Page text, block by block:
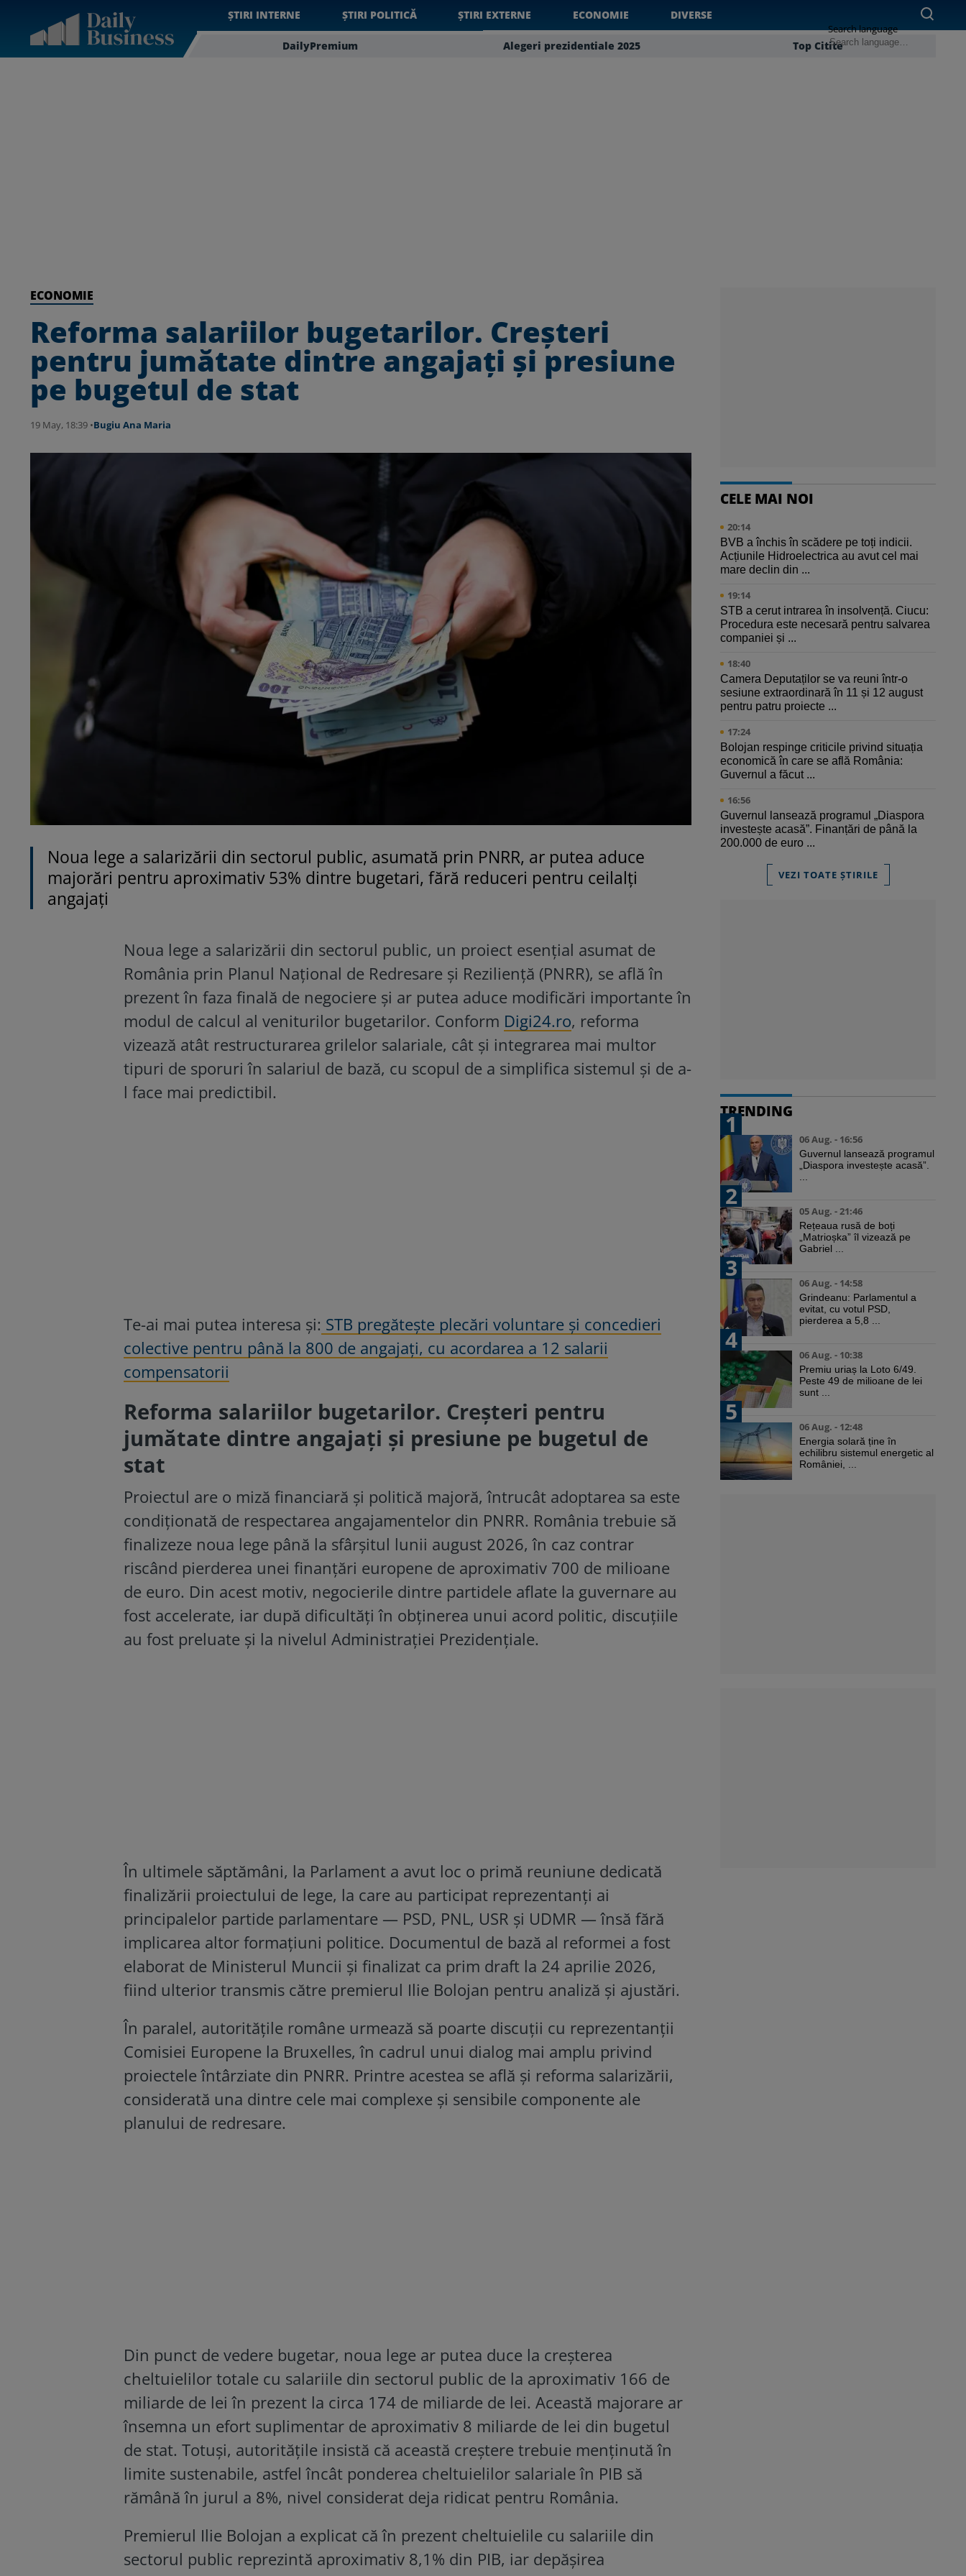
ȘTIRI INTERNE ȘTIRI POLITICĂ ȘTIRI EXTERNE ECONOMIE DIVERSE
DailyPremium Alegeri prezidentiale 2025 Top Citite
Search language
ECONOMIE
Reforma salariilor bugetarilor. Creșteri
pentru jumătate dintre angajați și presiune
pe bugetul de stat
19 May, 18:39 •Bugiu ⁠Ana Maria
Noua lege a salarizării din sectorul public, asumată prin PNRR, ar putea aduce
majorări pentru aproximativ 53% dintre bugetari, fără reduceri pentru ceilalți
angajați
Noua lege a salarizării din sectorul public, un proiect esențial asumat de
România prin Planul Național de Redresare și Reziliență (PNRR), se află în
prezent în faza finală de negociere și ar putea aduce modificări importante în
modul de calcul al veniturilor bugetarilor. Conform Digi24.ro, reforma
vizează atât restructurarea grilelor salariale, cât și integrarea mai multor
tipuri de sporuri în salariul de bază, cu scopul de a simplifica sistemul și de a-
l face mai predictibil.
Te-ai mai putea interesa și: STB pregătește plecări voluntare și concedieri
colective pentru până la 800 de angajați, cu acordarea a 12 salarii
compensatorii
Reforma salariilor bugetarilor. Creșteri pentru
jumătate dintre angajați și presiune pe bugetul de
stat
Proiectul are o miză financiară și politică majoră, întrucât adoptarea sa este
condiționată de respectarea angajamentelor din PNRR. România trebuie să
finalizeze noua lege până la sfârșitul lunii august 2026, în caz contrar
riscând pierderea unei finanțări europene de aproximativ 700 de milioane
de euro. Din acest motiv, negocierile dintre partidele aflate la guvernare au
fost accelerate, iar după dificultăți în obținerea unui acord politic, discuțiile
au fost preluate și la nivelul Administrației Prezidențiale.
În ultimele săptămâni, la Parlament a avut loc o primă reuniune dedicată
finalizării proiectului de lege, la care au participat reprezentanți ai
principalelor partide parlamentare — PSD, PNL, USR și UDMR — însă fără
implicarea altor formațiuni politice. Documentul de bază al reformei a fost
elaborat de Ministerul Muncii și finalizat ca prim draft la 24 aprilie 2026,
fiind ulterior transmis către premierul Ilie Bolojan pentru analiză și ajustări.
În paralel, autoritățile române urmează să poarte discuții cu reprezentanții
Comisiei Europene la Bruxelles, în cadrul unui dialog mai amplu privind
proiectele întârziate din PNRR. Printre acestea se află și reforma salarizării,
considerată una dintre cele mai complexe și sensibile componente ale
planului de redresare.
Din punct de vedere bugetar, noua lege ar putea duce la creșterea
cheltuielilor totale cu salariile din sectorul public de la aproximativ 166 de
miliarde de lei în prezent la circa 174 de miliarde de lei. Această majorare ar
însemna un efort suplimentar de aproximativ 8 miliarde de lei din bugetul
de stat. Totuși, autoritățile insistă că această creștere trebuie menținută în
limite sustenabile, astfel încât ponderea cheltuielilor salariale în PIB să
rămână în jurul a 8%, nivel considerat deja ridicat pentru România.
Premierul Ilie Bolojan a explicat că în prezent cheltuielile cu salariile din
sectorul public reprezintă aproximativ 8,1% din PIB, iar depășirea
CELE MAI NOI
20:14
BVB a închis în scădere pe toți indicii.
Acțiunile Hidroelectrica au avut cel mai
mare declin din ...
19:14
STB a cerut intrarea în insolvență. Ciucu:
Procedura este necesară pentru salvarea
companiei și ...
18:40
Camera Deputaților se va reuni într-o
sesiune extraordinară în 11 și 12 august
pentru patru proiecte ...
17:24
Bolojan respinge criticile privind situația
economică în care se află România:
Guvernul a făcut ...
16:56
Guvernul lansează programul „Diaspora
investește acasă”. Finanțări de până la
200.000 de euro ...
VEZI TOATE ȘTIRILE
TRENDING
1
06 Aug. - 16:56
Guvernul lansează programul
„Diaspora investește acasă”.
2
05 Aug. - 21:46
Rețeaua rusă de boți
„Matrioșka” îl vizează pe
Gabriel ...
3
06 Aug. - 14:58
Grindeanu: Parlamentul a
evitat, cu votul PSD,
pierderea a 5,8 ...
4
06 Aug. - 10:38
Premiu uriaș la Loto 6/49.
Peste 49 de milioane de lei
sunt ...
5
06 Aug. - 12:48
Energia solară ține în
echilibru sistemul energetic al
României, ...